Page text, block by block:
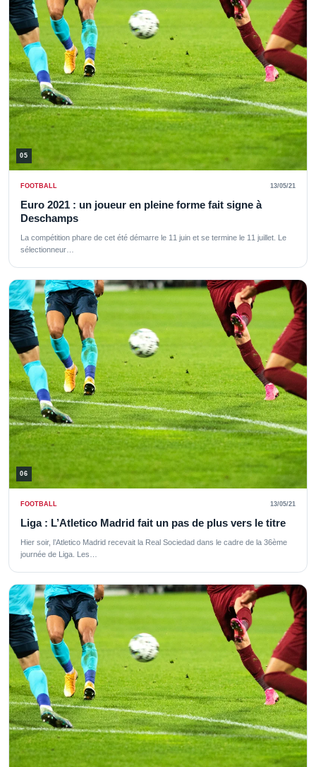
05
FOOTBALL 13/05/21
Euro 2021 : un joueur en pleine forme fait signe à
Deschamps
La compétition phare de cet été démarre le 11 juin et se termine le 11 juillet. Le
sélectionneur…
06
FOOTBALL 13/05/21
Liga : L’Atletico Madrid fait un pas de plus vers le titre
Hier soir, l’Atletico Madrid recevait la Real Sociedad dans le cadre de la 36ème
journée de Liga. Les…